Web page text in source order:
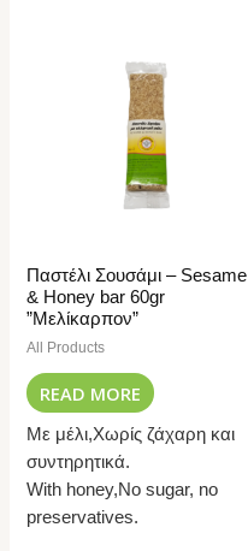
Παστέλι Σουσάμι – Sesame
& Honey bar 60gr
”Μελίκαρπον”
All Products
READ MORE
Με μέλι,Χωρίς ζάχαρη και
συντηρητικά.
With honey,No sugar, no
preservatives.